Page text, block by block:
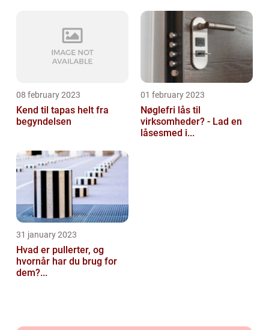
08 february 2023
Kend til tapas helt fra
begyndelsen
01 february 2023
Nøglefri lås til
virksomheder? - Lad en
låsesmed i...
31 january 2023
Hvad er pullerter, og
hvornår har du brug for
dem?...